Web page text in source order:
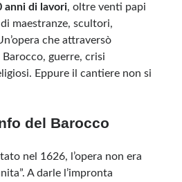
anni di lavori, oltre venti papi
maestranze, scultori,
che attraversò
guerre, crisi
Eppure il cantiere non si
del Barocco
nel 1626, l’opera non era
A darle l’impronta